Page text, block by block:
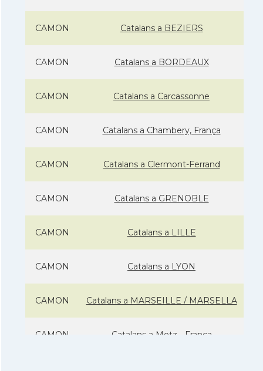
CAMON Catalans a BEZIERS
CAMON Catalans a BORDEAUX
CAMON Catalans a Carcassonne
CAMON Catalans a Chambery, França
CAMON Catalans a Clermont-Ferrand
CAMON Catalans a GRENOBLE
CAMON Catalans a LILLE
CAMON Catalans a LYON
CAMON Catalans a MARSEILLE / MARSELLA
CAMON Catalans a Metz - França